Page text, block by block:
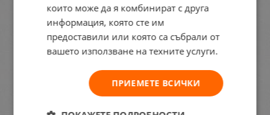
които може да я комбинират с друга
информация, която сте им
предоставили или която са събрали от
вашето използване на техните услуги.
ПРИЕМЕТЕ ВСИЧКИ